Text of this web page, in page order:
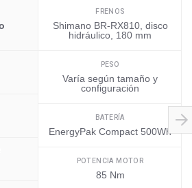
FRENOS
Shimano BR-RX810, disco
hidráulico, 180 mm
PESO
Varía según tamaño y
configuración
BATERÍA
EnergyPak Compact 500Wh
POTENCIA MOTOR
85 Nm